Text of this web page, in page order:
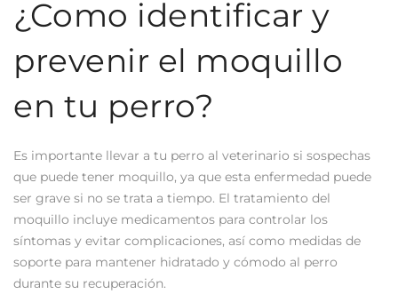
¿Como identificar y
prevenir el moquillo
en tu perro?
Es importante llevar a tu perro al veterinario si sospechas
que puede tener moquillo, ya que esta enfermedad puede
ser grave si no se trata a tiempo. El tratamiento del
moquillo incluye medicamentos para controlar los
síntomas y evitar complicaciones, así como medidas de
soporte para mantener hidratado y cómodo al perro
durante su recuperación.